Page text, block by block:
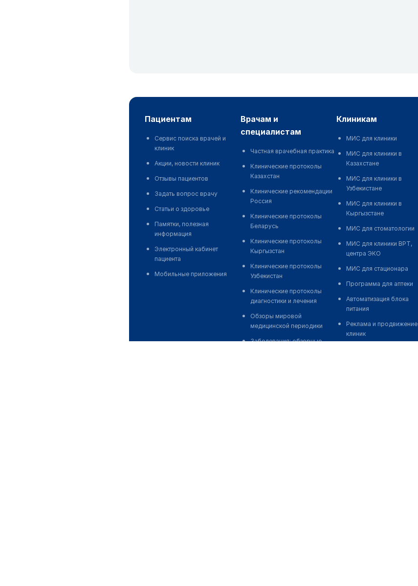
пациентам
Сервис поиска врачей и
клиник
Акции, новости клиник
Отзывы пациентов
Задать вопрос врачу
Статьи о здоровье
Памятки, полезная
информация
Электронный кабинет
пациента
Мобильные приложения
врачам и
специалистам
Частная врачебная практика
Клинические протоколы
Казахстан
Клинические рекомендации
Россия
Клинические протоколы
Беларусь
Клинические протоколы
Кыргызстан
Клинические протоколы
Узбекистан
Клинические протоколы
диагностики и лечения
Обзоры мировой
медицинской периодики
Заболевания: обзорные
клиникам
МИС для клиники
МИС для клиники в
Казахстане
МИС для клиники в
Узбекистане
МИС для клиники в
Кыргызстане
МИС для стоматологии
МИС для клиники ВРТ,
центра ЭКО
МИС для стационара
Программа для аптеки
Автоматизация блока
питания
Реклама и продвижение
клиник